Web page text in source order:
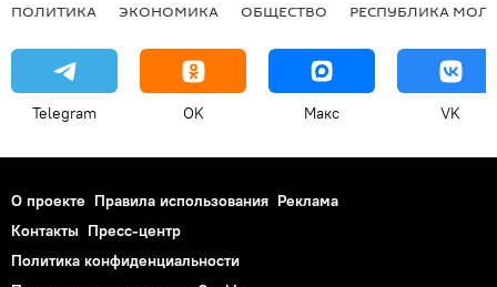
ПОЛИТИКА ЭКОНОМИКА ОБЩЕСТВО РЕСПУБЛИКА
Telegram OK Макс VK
О проекте Правила использования Реклама
Контакты Пресс-центр
Политика конфиденциальности